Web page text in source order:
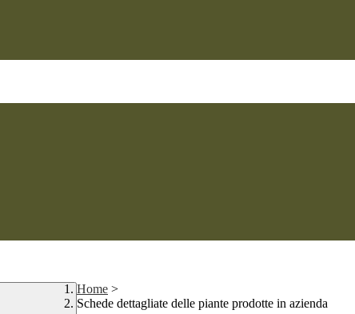
Home >
Schede dettagliate delle piante prodotte in azienda